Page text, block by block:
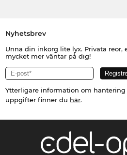
Nyhetsbrev
Unna din inkorg lite lyx. Privata reor,
mycket mer väntar på dig!
Ytterligare information om hantering
uppgifter finner du här.